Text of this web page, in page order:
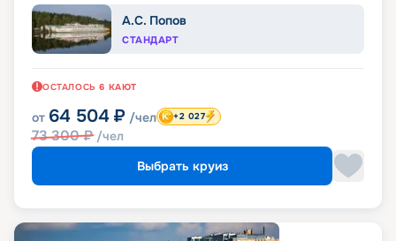
А.С. Попов
СТАНДАРТ
ОСТАЛОСЬ 6 КАЮТ
от 64 504 ₽ /чел
73 300₽ /чел
+2 027
Выбрать круиз